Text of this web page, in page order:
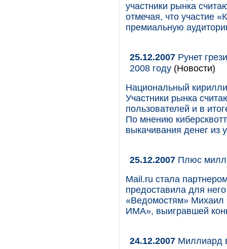
участники рынка
отмечая, что участие
премиальную
25.12.2007 Рунет
2008 году (Новости)
Национальный
Участники рынка
пользователей и в
По мнению
выкачивания денег
25.12.2007 Плюс
Mail.ru стала
предоставила для
«Ведомостям» Михаил
ИМА», выигравшей
24.12.2007 Миллиард